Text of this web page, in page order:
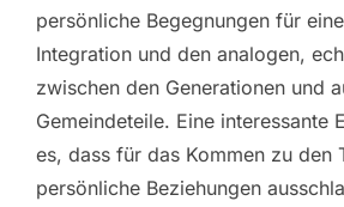
persönliche Begegnungen für
Integration und den analogen,
zwischen den Generationen und
Gemeindeteile. Eine interessante
es, dass für das Kommen zu den
persönliche Beziehungen